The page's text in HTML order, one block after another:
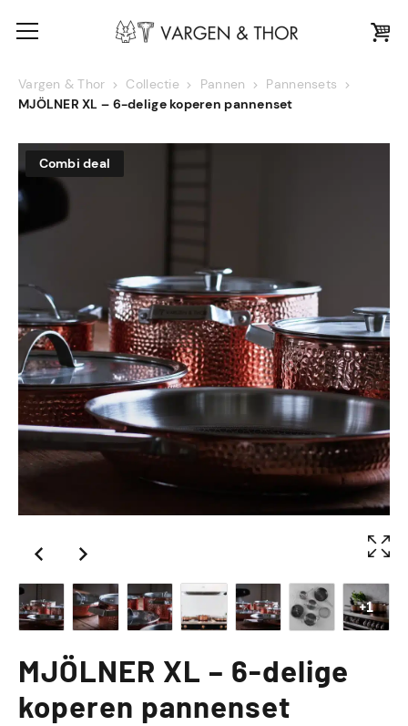
Vargen & Thor Collectie Pannen
Pannensets
MJÖLNER XL – 6-delige koperen pannenset
Combi deal
+1
MJÖLNER XL – 6-delige
koperen pannenset